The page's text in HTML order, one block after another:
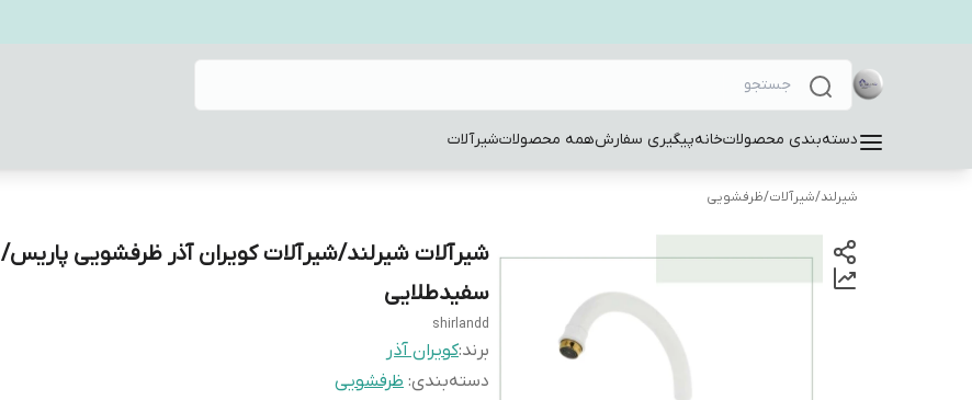
دسته‌بندی محصولاتخانهپیگیری سفارشهمه محصولاتشیرآلات
شیرلند/شیرآلات/ظرفشویی
شیرآلات شیرلند/شیرآلات کویران آذر ظرفشویی پاریس/
سفیدطلایی
shirlandd
برند:کویران آذر
دسته‌بندی: ظرفشویی